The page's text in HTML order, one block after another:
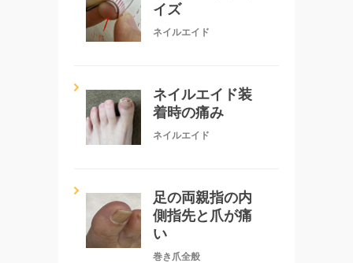
イズ
ネイルエイド
ネイルエイド装
着時の痛み
ネイルエイド
足の両親指の内
側指先と爪が痛
い
巻き爪全般